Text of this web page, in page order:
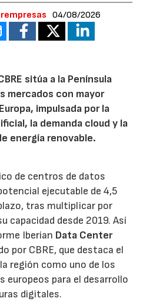
04/08/2026
sitúa a la Península
mercados con mayor
impulsada por la
la demanda cloud y la
energía renovable.
de centros de datos
ejecutable de 4,5
tras multiplicar por
capacidad desde 2019. Así
Iberian Data Center
por CBRE, que destaca el
región como uno de los
europeos para el desarrollo
digitales.